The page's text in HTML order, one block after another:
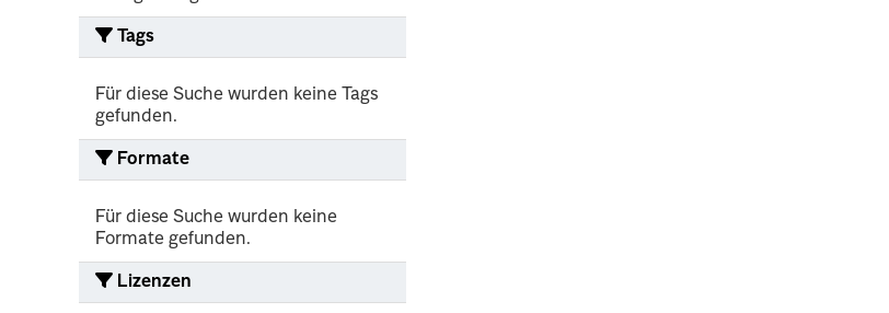
Tags
Für diese Suche wurden keine Tags
gefunden.
Formate
Für diese Suche wurden keine
Formate gefunden.
Lizenzen